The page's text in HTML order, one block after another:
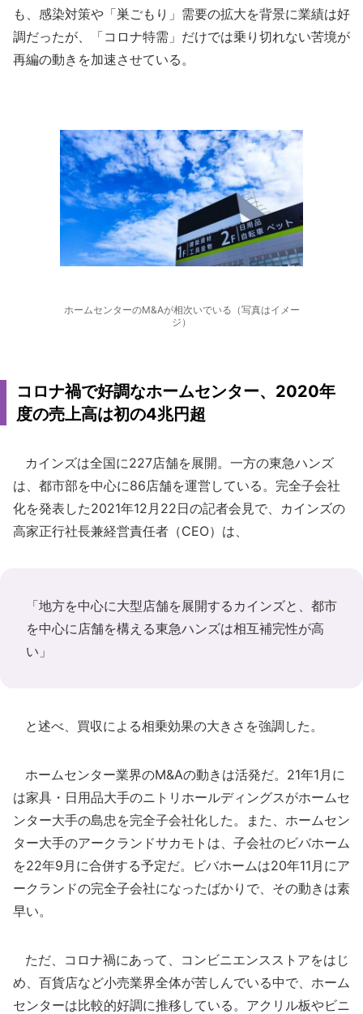
も、感染対策や「巣ごもり」需要の拡大を背景に業績は好
調だったが、「コロナ特需」だけでは乗り切れない苦境が
再編の動きを加速させている。
ホームセンターのM&Aが相次いでいる（写真はイメー
ジ）
コロナ禍で好調なホームセンター、2020年
度の売上高は初の4兆円超
カインズは全国に227店舗を展開。一方の東急ハンズ
は、都市部を中心に86店舗を運営している。完全子会社
化を発表した2021年12月22日の記者会見で、カインズの
高家正行社長兼経営責任者（CEO）は、
「地方を中心に大型店舗を展開するカインズと、都市
を中心に店舗を構える東急ハンズは相互補完性が高
い」
と述べ、買収による相乗効果の大きさを強調した。
ホームセンター業界のM&Aの動きは活発だ。21年1月に
は家具・日用品大手のニトリホールディングスがホームセ
ンター大手の島忠を完全子会社化した。また、ホームセン
ター大手のアークランドサカモトは、子会社のビバホーム
を22年9月に合併する予定だ。ビバホームは20年11月にア
ークランドの完全子会社になったばかりで、その動きは素
早い。
ただ、コロナ禍にあって、コンビニエンスストアをはじ
め、百貨店など小売業界全体が苦しんでいる中で、ホーム
センターは比較的好調に推移している。アクリル板やビニ